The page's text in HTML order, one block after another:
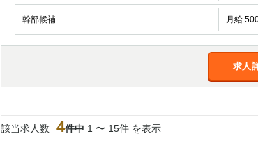
幹部候補 月給
求人
該当求人数 4件中 1 〜 15件 を表示